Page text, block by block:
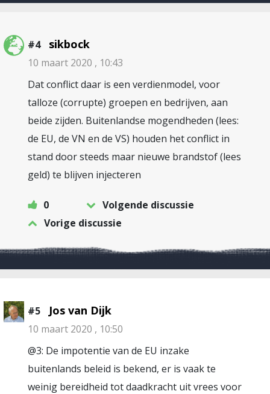
#4 sikbock
10 maart 2020 , 10:43
Dat conflict daar is een verdienmodel, voor
talloze (corrupte) groepen en bedrijven, aan
beide zijden. Buitenlandse mogendheden (lees:
de EU, de VN en de VS) houden het conflict in
stand door steeds maar nieuwe brandstof (lees
geld) te blijven injecteren
0
Volgende discussie
Vorige discussie
#5 Jos van Dijk
10 maart 2020 , 10:50
@3: De impotentie van de EU inzake
buitenlands beleid is bekend, er is vaak te
weinig bereidheid tot daadkracht uit vrees voor